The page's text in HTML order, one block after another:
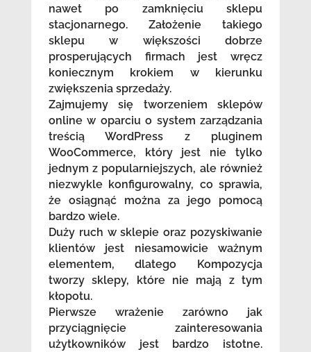
nawet po zamknięciu sklepu
stacjonarnego. Założenie takiego
sklepu w większości dobrze
prosperujących firmach jest wręcz
koniecznym krokiem w kierunku
zwiększenia sprzedaży.
Zajmujemy się tworzeniem sklepów
online w oparciu o system zarządzania
treścią WordPress z pluginem
WooCommerce, który jest nie tylko
jednym z popularniejszych, ale również
niezwykle konfigurowalny, co sprawia,
że osiągnąć można za jego pomocą
bardzo wiele.
Duży ruch w sklepie oraz pozyskiwanie
klientów jest niesamowicie ważnym
elementem, dlatego Kompozycja
tworzy sklepy, które nie mają z tym
kłopotu.
Pierwsze wrażenie zarówno jak
przyciągnięcie zainteresowania
użytkowników jest bardzo istotne.